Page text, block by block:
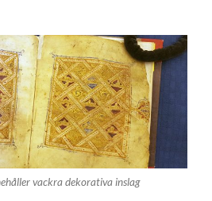
vackra dekorativa inslag